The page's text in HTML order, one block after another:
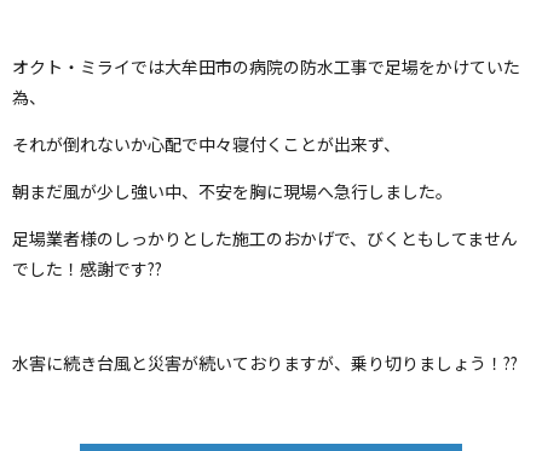
オクト・ミライでは大牟田市の病院の防水工事で足場をかけていた
為、
それが倒れないか心配で中々寝付くことが出来ず、
朝まだ風が少し強い中、不安を胸に現場へ急行しました。
足場業者様のしっかりとした施工のおかげで、びくともしてません
でした！感謝です??
水害に続き台風と災害が続いておりますが、乗り切りましょう！??